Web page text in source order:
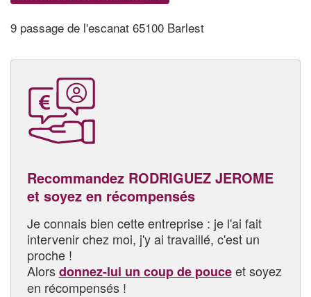
9 passage de l'escanat 65100 Barlest
Recommandez RODRIGUEZ JEROME
et soyez en récompensés
Je connais bien cette entreprise : je l'ai fait
intervenir chez moi, j'y ai travaillé, c'est un
proche !
Alorsdonnez-lui un coup de pouceet soyez
en récompensés !